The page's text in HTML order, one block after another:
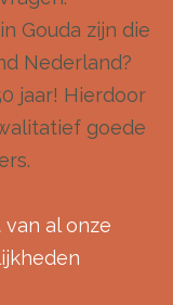
Gouda zijn die
Nederland?
jaar! Hierdoor
goede
al onze